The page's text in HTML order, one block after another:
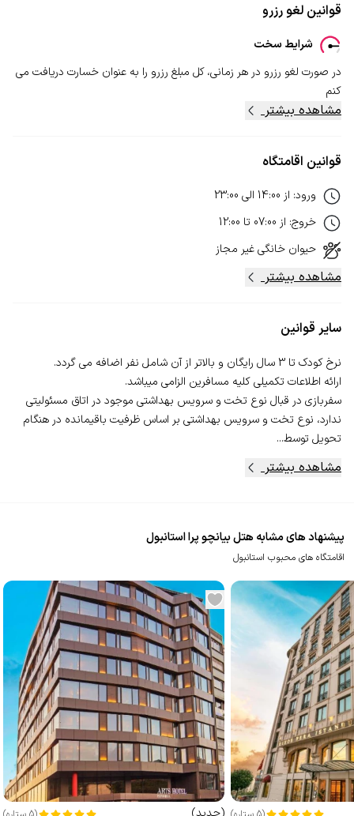
قوانین لغو رزرو
شرایط سخت
در صورت لغو رزرو در هر زمانی، کل مبلغ رزرو را به عنوان خسارت دریافت می
کنم
مشاهده بیشتر
قوانین اقامتگاه
ورود: از 14:00 الی 23:00
خروج: از 07:00 تا 12:00
حیوان خانگیغیر مجاز
مشاهده بیشتر
سایر قوانین
سفربازی در قبال نوع تخت و سرویس بهداشتی موجود در اتاق مسئولیتی
ندارد، نوع تخت و سرویس بهداشتی بر اساس ظرفیت باقیمانده در هنگام
تحویل توسط...
مشاهده بیشتر
پیشنهاد های مشابه هتل بیانچو پرا استانبول
اقامتگاه های محبوب استانبول